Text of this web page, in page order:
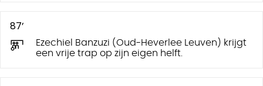
87’
Ezechiel Banzuzi (Oud-Heverlee Leuven) krijgt
een vrije trap op zijn eigen helft.